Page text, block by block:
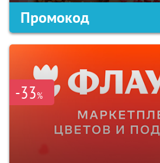
Промокод
-33%